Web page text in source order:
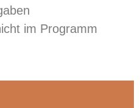
im Programm